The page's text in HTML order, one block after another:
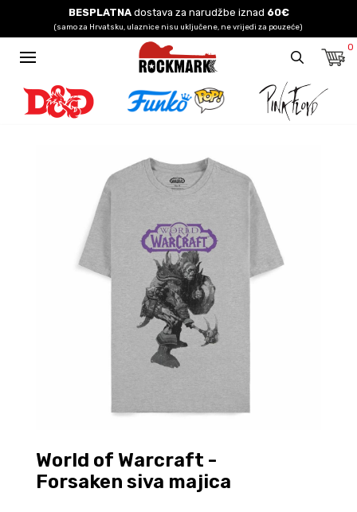
BESPLATNAdostava za narudžbe iznad 60€
(samo za Hrvatsku, ulaznice nisu uključene, ne vrijedi za pouzeće)
0
World of Warcraft -
Forsaken siva majica